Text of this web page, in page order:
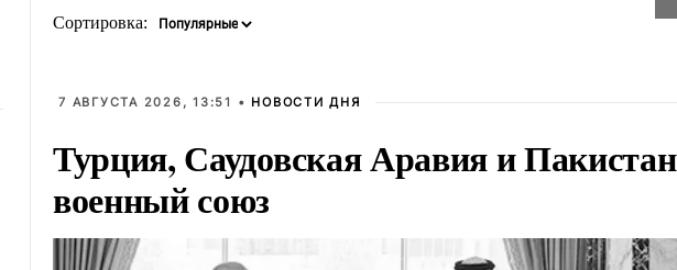
Сортировка:
7 АВГУСТА 2026, 13:51 • НОВОСТИ ДНЯ
Турция, Саудовская Аравия и
военный союз